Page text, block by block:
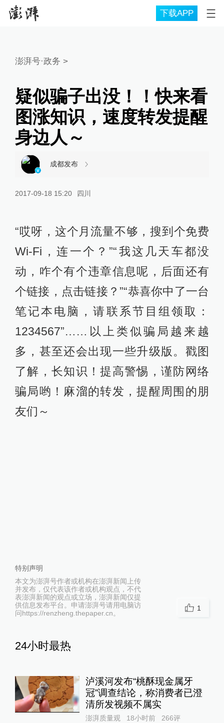
下载APP
澎湃号·政务 >
疑似骗子出没！！快来看
图涨知识，速度转发提醒
身边人～
成都发布
2017-09-18 15:20 四川
“哎呀，这个月流量不够，搜到个免费
Wi-Fi，连一个？”“我这几天车都没
动，咋个有个违章信息呢，后面还有
个链接，点击链接？”“恭喜你中了一台
笔记本电脑，请联系节目组领取：
1234567”……以上类似骗局越来越
多，甚至还会出现一些升级版。戳图
了解，长知识！提高警惕，谨防网络
骗局哟！麻溜的转发，提醒周围的朋
友们～
特别声明
本文为澎湃号作者或机构在澎湃新闻上传
并发布，仅代表该作者或机构观点，不代
表澎湃新闻的观点或立场，澎湃新闻仅提
供信息发布平台。申请澎湃号请用电脑访
问https://renzheng.thepaper.cn。
1
24小时最热
泸溪河发布“桃酥现金属牙
冠”调查结论，称消费者已澄
清所发视频不属实
澎湃质量观 18小时前 266评